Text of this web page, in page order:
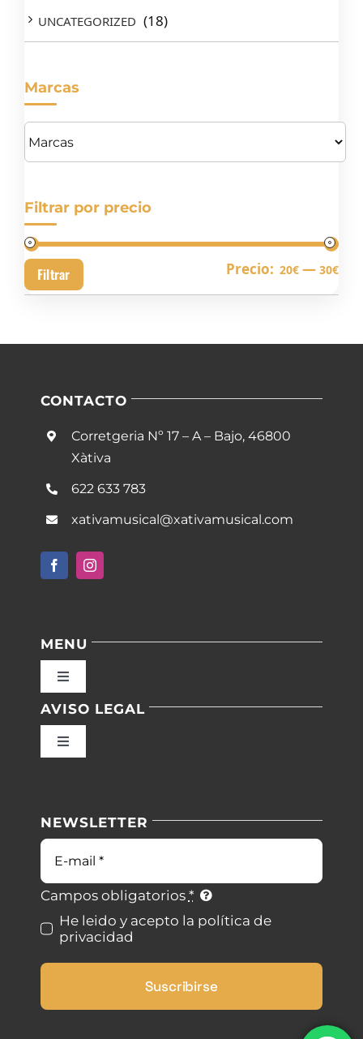
UNCATEGORIZED (18)
Marcas
Filtrar por precio
Filtrar Precio: 20€ — 30€
CONTACTO
Corretgeria Nº 17 – A – Bajo, 46800
Xàtiva
622 633 783
xativamusical@xativamusical.com
MENU
Toggle
Inicio
Blog
Contacto
AVISO LEGAL
Toggle
Condiciones de uso
Ley de cookies
Desistimiento
NEWSLETTER
Correo
electrónico
Campos obligatorios *
He leido y acepto la política de
privacidad
Suscribirse